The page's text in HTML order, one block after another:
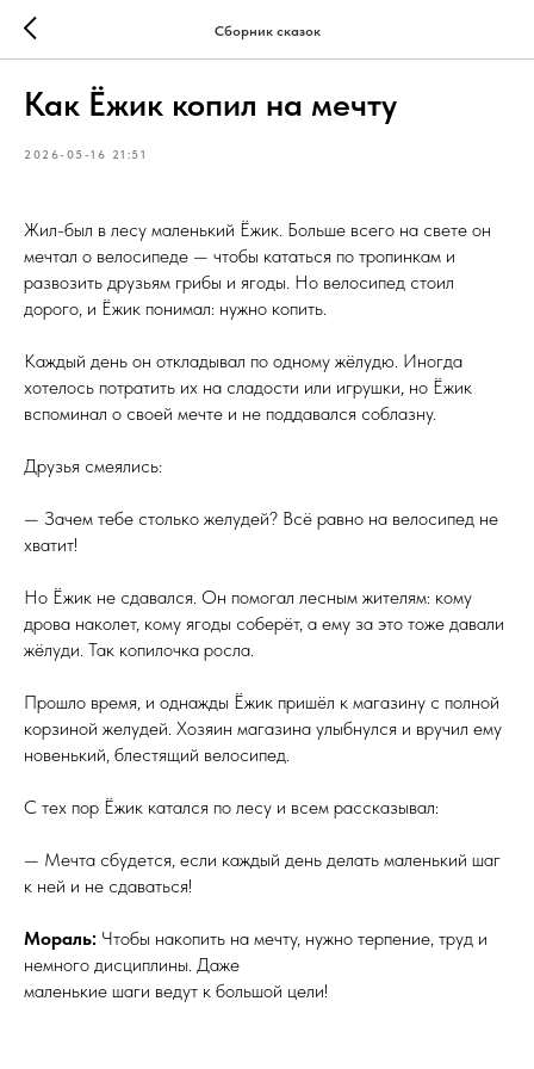
Сборник сказок
Как Ёжик копил на мечту
2026-05-16 21:51
Жил-был в лесу маленький Ёжик. Больше всего на свете он
мечтал о велосипеде — чтобы кататься по тропинкам и
развозить друзьям грибы и ягоды. Но велосипед стоил
дорого, и Ёжик понимал: нужно копить.
Каждый день он откладывал по одному жёлудю. Иногда
хотелось потратить их на сладости или игрушки, но Ёжик
вспоминал о своей мечте и не поддавался соблазну.
Друзья смеялись:
— Зачем тебе столько желудей? Всё равно на велосипед не
хватит!
Но Ёжик не сдавался. Он помогал лесным жителям: кому
дрова наколет, кому ягоды соберёт, а ему за это тоже давали
жёлуди. Так копилочка росла.
Прошло время, и однажды Ёжик пришёл к магазину с полной
корзиной желудей. Хозяин магазина улыбнулся и вручил ему
новенький, блестящий велосипед.
С тех пор Ёжик катался по лесу и всем рассказывал:
— Мечта сбудется, если каждый день делать маленький шаг
к ней и не сдаваться!
Мораль: Чтобы накопить на мечту, нужно терпение, труд и
немного дисциплины. Даже
маленькие шаги ведут к большой цели!